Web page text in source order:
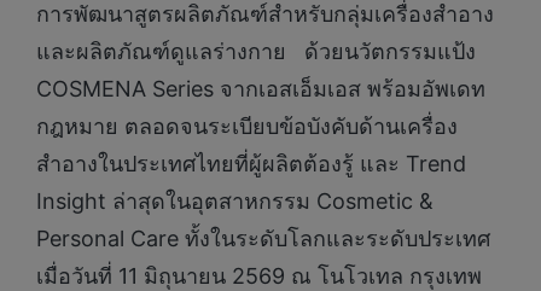
การพัฒนาสูตรผลิตภัณฑ์สำหรับกลุ่มเครื่องสำอาง
และผลิตภัณฑ์ดูแลร่างกาย ด้วยนวัตกรรมแป้ง
COSMENA Series จากเอสเอ็มเอส พร้อมอัพเดท
กฎหมาย ตลอดจนระเบียบข้อบังคับด้านเครื่อง
สำอางในประเทศไทยที่ผู้ผลิตต้องรู้ และ Trend
Insight ล่าสุดในอุตสาหกรรม Cosmetic &
Personal Care ทั้งในระดับโลกและระดับประเทศ
เมื่อวันที่ 11 มิถุนายน 2569 ณ โนโวเทล กรุงเทพ